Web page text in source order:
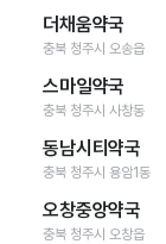
더채움약국
충북 청주시 오송읍
스마일약국
충북 청주시 사창동
동남시티약국
충북 청주시 용암1동
오창중앙약국
충북 청주시 오창읍